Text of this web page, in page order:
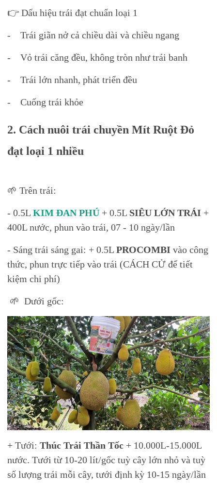
👉 Dấu hiệu trái đạt chuẩn loại 1
- Trái giãn nở cả chiều dài và chiều ngang
- Vỏ trái căng đều, không tròn như trái banh
- Trái lớn nhanh, phát triển đều
- Cuống trái khỏe
2. Cách nuôi trái chuyền Mít Ruột Đỏ
đạt loại 1 nhiều
🌱 Trên trái:
- 0.5L KIM ĐAN PHÚ + 0.5L SIÊU LỚN TRÁI +
400L nước, phun vào trái, 07 - 10 ngày/lần
- Sáng trái sáng gai: + 0.5L PROCOMBI vào công
thức, phun trực tiếp vào trái (CÁCH CỬ để tiết
kiệm chi phí)
🌱 Dưới gốc:
+ Tưới: Thúc Trái Thần Tốc + 10.000L-15.000L
nước. Tưới từ 10-20 lít/gốc tuỳ cây lớn nhỏ và tuỳ
số lượng trái mỗi cây, tưới định kỳ 10-15 ngày/lần